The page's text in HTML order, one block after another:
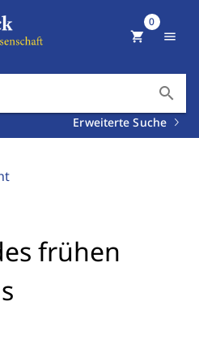
search
Erweiterte Suche
shopping_cart
0
menu
frühen